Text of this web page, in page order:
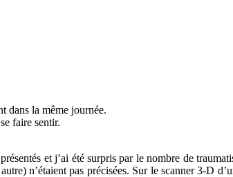
dans la même journée.
faire sentir.
et j’ai été surpris par le nombre de
n’étaient pas précisées. Sur le scanner 3-D